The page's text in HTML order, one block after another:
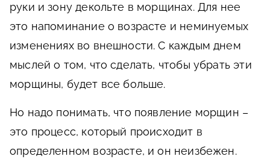
руки и зону декольте в морщинах. Для нее
это напоминание о возрасте и неминуемых
изменениях во внешности. С каждым днем
мыслей о том, что сделать, чтобы убрать эти
морщины, будет все больше.
Но надо понимать, что появление морщин –
это процесс, который происходит в
определенном возрасте, и он неизбежен.